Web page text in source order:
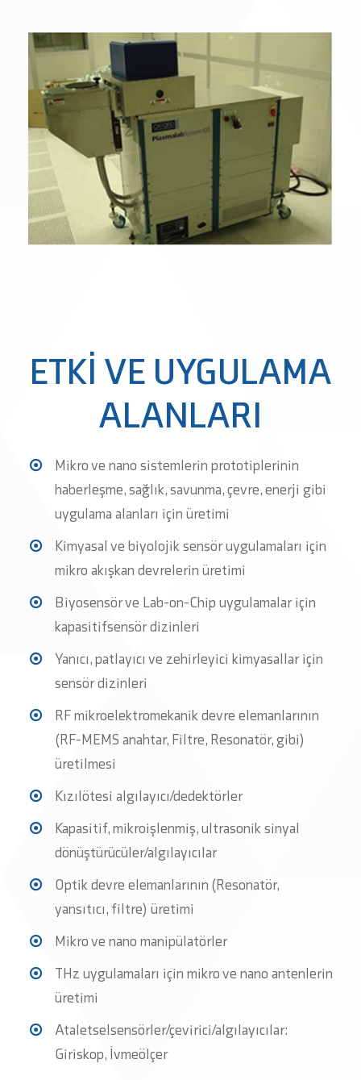
ETKİ VE UYGULAMA
ALANLARI
Mikro ve nano sistemlerin prototiplerinin
haberleşme, sağlık, savunma, çevre, enerji gibi
uygulama alanları için üretimi
Kimyasal ve biyolojik sensör uygulamaları için
mikro akışkan devrelerin üretimi
Biyosensör ve Lab-on-Chip uygulamalar için
kapasitifsensör dizinleri
Yanıcı, patlayıcı ve zehirleyici kimyasallar için
sensör dizinleri
RF mikroelektromekanik devre elemanlarının
(RF-MEMS anahtar, Filtre, Resonatör, gibi)
üretilmesi
Kızılötesi algılayıcı/dedektörler
Kapasitif, mikroişlenmiş, ultrasonik sinyal
dönüştürücüler/algılayıcılar
Optik devre elemanlarının (Resonatör,
yansıtıcı, filtre) üretimi
Mikro ve nano manipülatörler
THz uygulamaları için mikro ve nano antenlerin
üretimi
Ataletselsensörler/çevirici/algılayıcılar:
Giriskop, İvmeölçer